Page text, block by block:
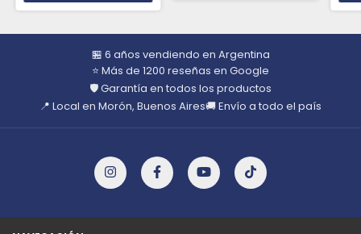
🏪 6 años vendiendo en Argentina
⭐ Más de 1200 reseñas en Google
🛡️ Garantía en todos los productos
📍 Local en Morón, Buenos Aires🚚 Envío a todo el país